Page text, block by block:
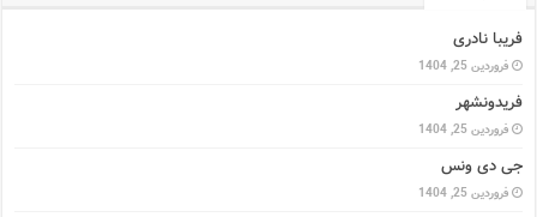
فریبا نادری
فروردین 25, 1404
فریدونشهر
فروردین 25, 1404
جی دی ونس
فروردین 25, 1404